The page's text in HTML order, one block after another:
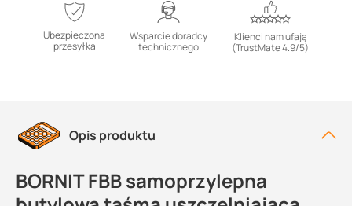
Ubezpieczona
przesyłka
Wsparcie doradcy
technicznego
Klienci nam ufają
(TrustMate 4.9/5)
Opis produktu
BORNIT FBB samoprzylepna